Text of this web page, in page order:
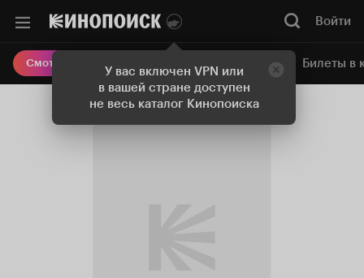
У вас включен VPN или
в вашей стране доступен
не весь каталог Кинопоиска
Войти
Смотреть кино Онлайн-кинотеатр Билеты в